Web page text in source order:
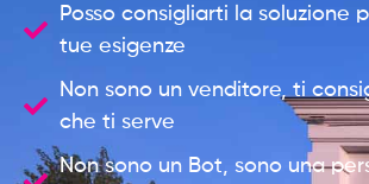
Posso consigliarti la soluzione
tue esigenze
Non sono un venditore, ti
che ti serve
Non sono un Bot, sono una